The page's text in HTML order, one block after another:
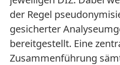
der Regel
gesicherter
bereitgestellt. Eine
Zusammenführung